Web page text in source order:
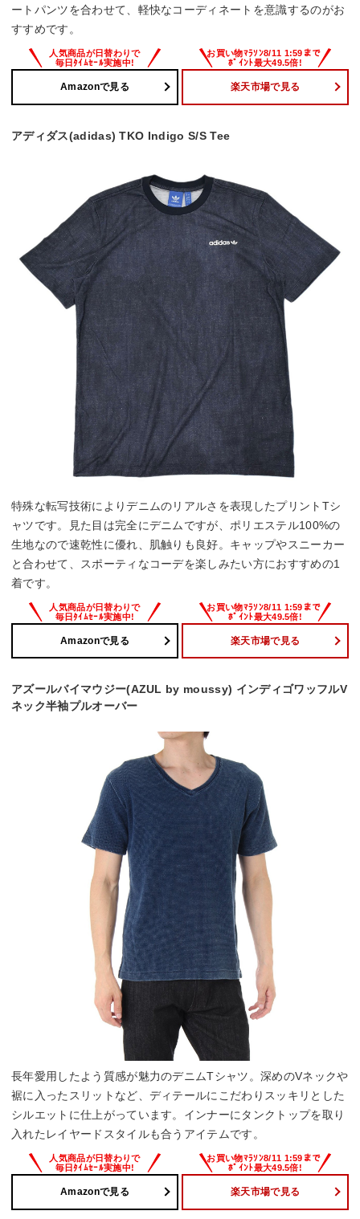
ートパンツを合わせて、軽快なコーディネートを意識するのがお
すすめです。
Amazonで見る 楽天市場で見る
アディダス(adidas) TKO Indigo S/S Tee
特殊な転写技術によりデニムのリアルさを表現したプリントTシ
ャツです。見た目は完全にデニムですが、ポリエステル100%の
生地なので速乾性に優れ、肌触りも良好。キャップやスニーカー
と合わせて、スポーティなコーデを楽しみたい方におすすめの1
着です。
Amazonで見る 楽天市場で見る
アズールバイマウジー(AZUL by moussy) インディゴワッフルV
ネック半袖プルオーバー
長年愛用したよう質感が魅力のデニムTシャツ。深めのVネックや
裾に入ったスリットなど、ディテールにこだわりスッキリとした
シルエットに仕上がっています。インナーにタンクトップを取り
入れたレイヤードスタイルも合うアイテムです。
Amazonで見る 楽天市場で見る